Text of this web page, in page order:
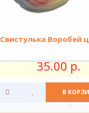
Свистулька Воробей
35.00 р.
В